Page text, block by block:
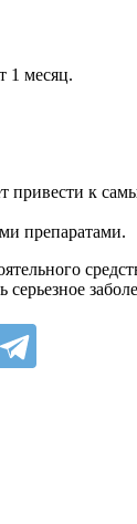
1 месяц.
привести к
препаратами.